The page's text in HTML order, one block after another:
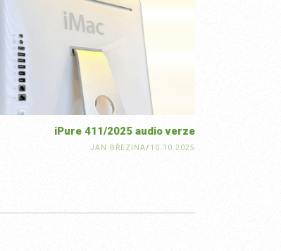
iPure 411/2025 audio verze
JAN BŘEZINA/ 10.10.2025